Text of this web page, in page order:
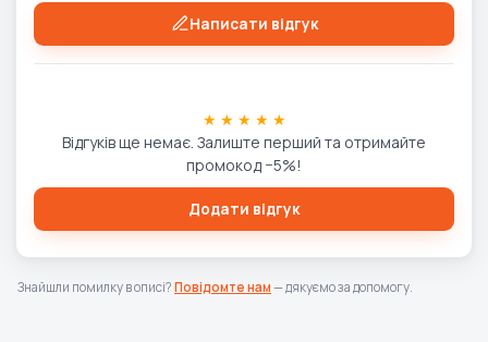
Написати відгук
★ ★ ★ ★ ★
Відгуків ще немає. Залиште перший та отримайте
промокод −5%!
Додати відгук
Знайшли помилку в описі? Повідомте нам — дякуємо за допомогу.